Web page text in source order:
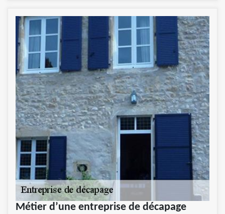
Métier d’une entreprise de décapage